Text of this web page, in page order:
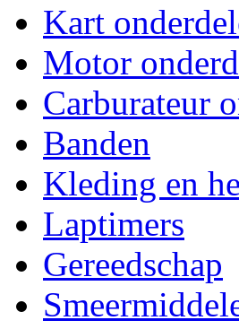
Kart
Motor
Carburateur
Banden
Kleding en
Laptimers
Gereedschap